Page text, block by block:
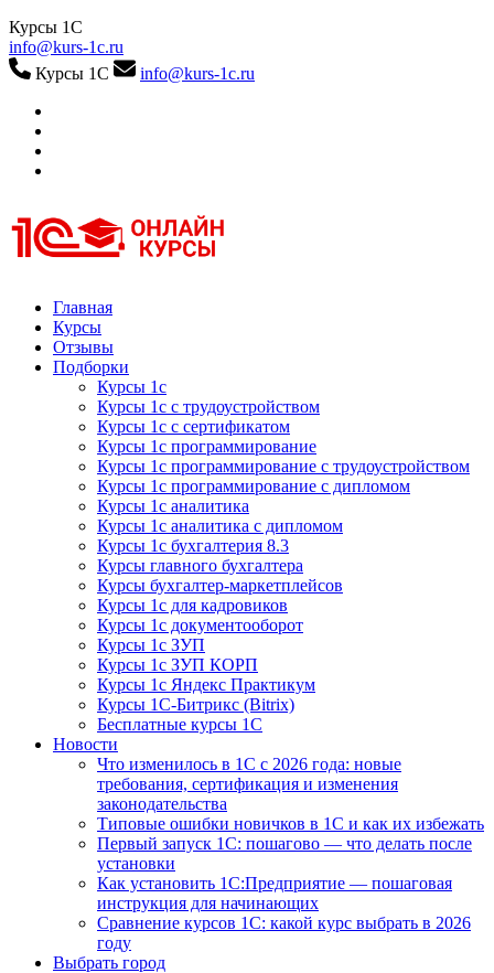
Курсы 1С
info@kurs-1c.ru
Курсы 1С
info@kurs-1c.ru
Курсы 1С
Курсы 1С официальная сертификация
Главная
Курсы
Отзывы
Подборки
Курсы 1с
Курсы 1с с трудоустройством
Курсы 1с с сертификатом
Курсы 1с программирование
Курсы 1с программирование с трудоустройством
Курсы 1с программирование с дипломом
Курсы 1с аналитика
Курсы 1с аналитика с дипломом
Курсы 1с бухгалтерия 8.3
Курсы главного бухгалтера
Курсы бухгалтер-маркетплейсов
Курсы 1с для кадровиков
Курсы 1с документооборот
Курсы 1с ЗУП
Курсы 1с ЗУП КОРП
Курсы 1с Яндекс Практикум
Курсы 1С-Битрикс (Bitrix)
Бесплатные курсы 1С
Новости
Что изменилось в 1С с 2026 года: новые
требования, сертификация и изменения
законодательства
Типовые ошибки новичков в 1С и как их избежать
Первый запуск 1С: пошагово — что делать после
установки
Как установить 1С:Предприятие — пошаговая
инструкция для начинающих
Сравнение курсов 1С: какой курс выбрать в 2026
году
Выбрать город